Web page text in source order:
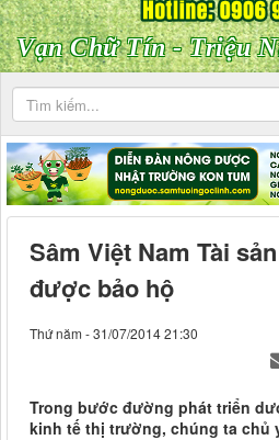
Vạn Chữ Tín - Triệu
Sâm Việt Nam Tài
được bảo hộ
Thứ năm - 31/07/2014 21:30
Trong bước đường phát triển
kinh tế thị trường, chúng ta chủ